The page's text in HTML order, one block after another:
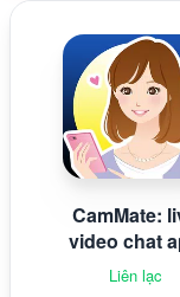
CamMate:
video chat
Liên lạc